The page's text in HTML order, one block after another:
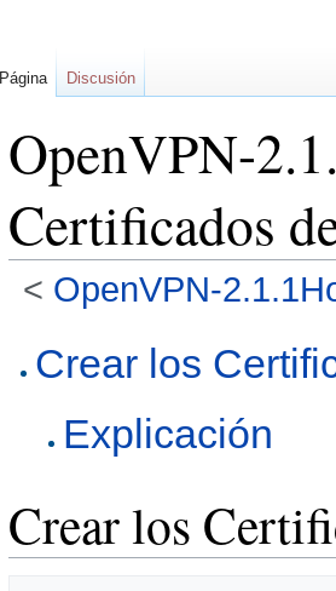
OpenVPN-
Certificados
< OpenVPN-
navegación
búsqueda
Crear los
Explicación
Crear los
Página Discusión